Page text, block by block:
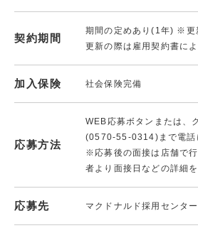
契約期間
期間の定めあり(1年) ※更
更新の際は雇用契約書によ
加入保険 社会保険完備
応募方法
WEB応募ボタンまたは、
(0570-55-0314)まで電話
※応募後の面接は店舗で
者より面接日などの詳細
応募先 マクドナルド採用センター